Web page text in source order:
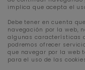
implica que acepta el
Debe tener en cuenta
navegación por la web,
algunas características
podremos ofrecer
que navegar por la web
para el uso de las